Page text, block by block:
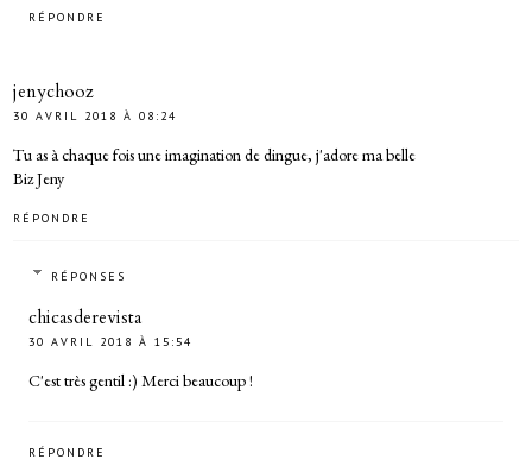
RÉPONDRE
jenychooz
30 AVRIL 2018 À 08:24
Tu as à chaque fois une imagination de dingue, j'adore ma belle
Biz Jeny
RÉPONDRE
RÉPONSES
chicasderevista
30 AVRIL 2018 À 15:54
C'est très gentil :) Merci beaucoup !
RÉPONDRE